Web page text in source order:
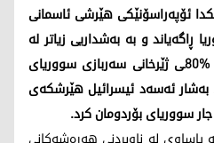
ئۆپەراسۆنێکی ‌هێرشی ئاسمانی
ڕاگەیاند و بە بەشداریی زیاتر لە
300 فڕۆکەی جەنگی نزیکەی %80ـی ژێرخانی سەربازی سووریای
بەشار ئەسەد ئیسرائیل هێرشکەی